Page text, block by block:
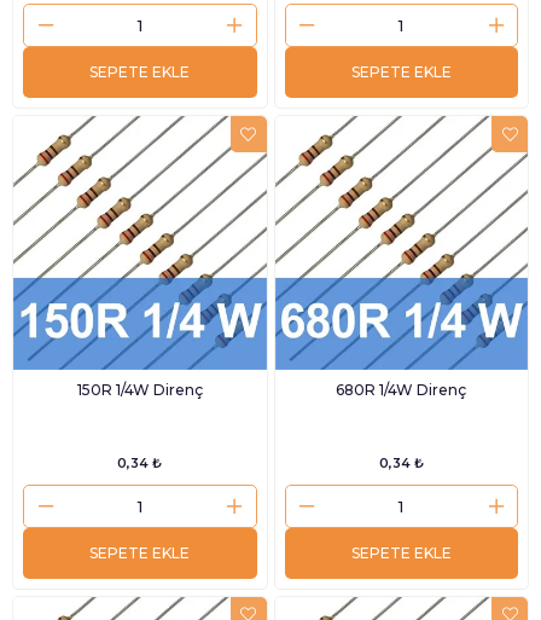
SEPETE EKLE SEPETE EKLE
150R 1/4W Direnç
0,34 ₺
SEPETE EKLE
680R 1/4W Direnç
0,34 ₺
SEPETE EKLE